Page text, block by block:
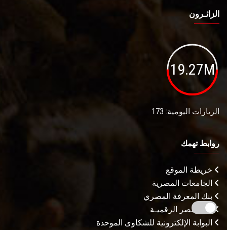
الزائـرون
19.27M
الزيارات اليومية: 173
روابط تهمك
خريطة الموقع
الجامعات المصرية
بنك المعرفة المصري
بوابة مصر الرقميـة
البوابة الإلكترونية للشكاوى الموحدة